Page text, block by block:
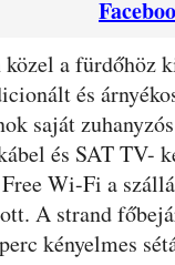
közel a fürdőhöz
és
saját zuhanyzós
és SAT TV-
Wi-Fi a
A strand
kényelmes